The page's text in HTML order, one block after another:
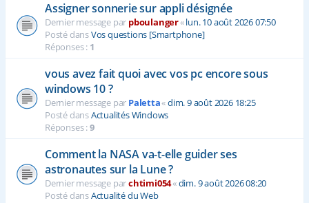
Assigner sonnerie sur appli désignée
Dernier message par pboulanger«lun. 10 août 2026 07:50
Posté dansVos questions [Smartphone]
Réponses : 1
vous avez fait quoi avec vos pc encore sous
windows 10 ?
Dernier message par Paletta«dim. 9 août 2026 18:25
Posté dansActualités Windows
Réponses :9
Comment la NASA va-t-elle guider ses
astronautes sur la Lune ?
Dernier message parchtimi054«dim. 9 août 2026 08:20
Posté dansActualité du Web